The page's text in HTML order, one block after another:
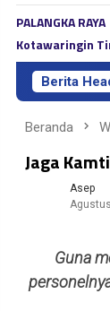
PALANGKA RAYA
Kotawaringin
Berita
Beranda
Jaga
Asep
Guna